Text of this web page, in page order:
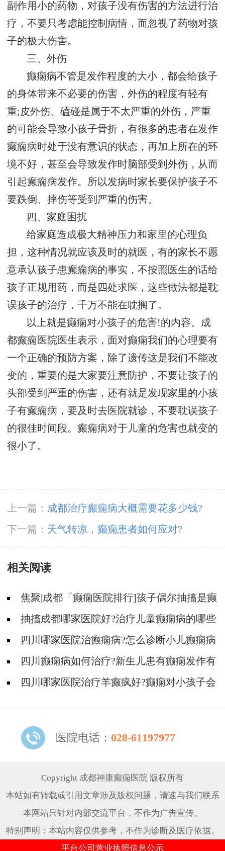
副作用小的药物，对孩子没有伤害的方法进行治
疗，不要只考虑能控制病情，而忽视了药物对孩
子的极大伤害。
三、外伤
癫痫病不管是发作程度的大小，都会给孩子
的身体带来不必要的伤害，外伤的程度有轻有
重;皮外伤、磕碰是属于不太严重的外伤，严重
的可能会导致小孩子骨折，有很多的患者在发作
癫痫病时处于没有意识的状态，再加上所在的环
境不好，甚至会导致发作时脑部受到外伤，从而
引起癫痫病发作。所以发病时家长要保护孩子不
要跌倒、摔伤等受到严重的伤害。
四、家庭困扰
给家庭造成极大精神压力和家里的心理负
担，这种情况就应该及时的就医，有的家长不愿
意承认孩子患癫痫病的事实，不按照医生的话给
孩子正规用药，而是四处求医，这些做法都是耽
误孩子的治疗，千万不能在耽搁了。
以上就是癫痫对小孩子的危害!的内容。成
都癫痫医院医生表示，面对癫痫我们的心理要有
一个正确的预防方案，除了遗传这是我们不能改
变的，重要的是大家要注意防护，不要让孩子的
头部受到严重的伤害，还有就是发现家里的小孩
子有癫痫病，要及时去医院就诊，不要耽误孩子
的很佳时间段。癫痫病对于儿童的危害也就变的
很小了。
上一篇： 成都治疗癫痫病大概需要花多少钱?
下一篇： 天气转凉，癫痫患者如何应对?
相关阅读
焦聚|成都「癫痫医院排行]孩子偶尔抽搐是癫
痫吗?抽搐成都哪家医院好?治疗儿童癫痫病的哪些
药物好?
四川哪家医院治癫痫病?怎么诊断小儿癫痫病
科学?四川癫痫病如何治疗?新生儿患有癫痫发作有
什么症状?
四川哪家医院治疗羊癫疯好?癫痫对小孩子会
医院电话： 028-61197977
Copyright 成都神康癫痫医院 版权所有
本站如有转载或引用文章涉及版权问题，请速与我们联系
本网站只针对内部交流平台，不作为广告宣传。
特别声明：本站内容仅供参考，不作为诊断及医疗依据。
平台公司营业执照信息公示